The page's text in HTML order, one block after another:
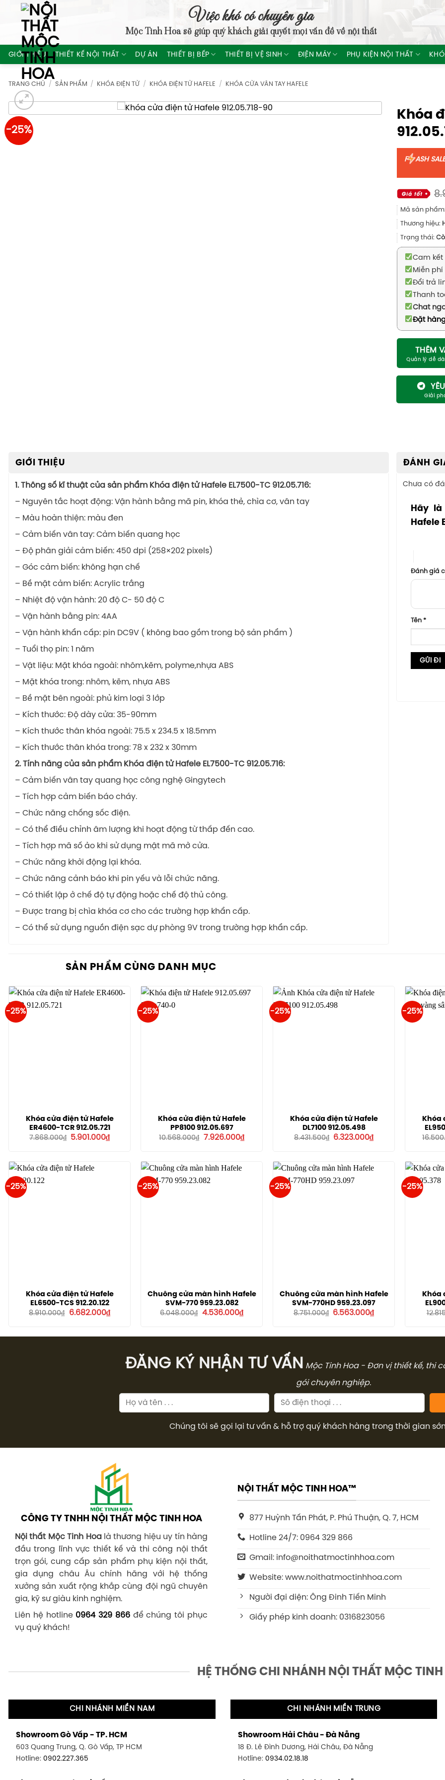
content
Việc khó có chuyên gia
Mộc Tinh Hoasẽ giúp quý khách giải quyết mọi vấn đề về nội thất
GIỚI THIỆU THIẾT KẾ NỘI THẤT DỰ ÁN THIẾT BỊ BẾP THIẾT BỊ VỆ SINH ĐIỆN MÁY PHỤ KIỆN NỘI THẤT
TRANG CHỦ / SẢN PHẨM / KHÓA ĐIỆN TỬ / KHÓA ĐIỆN TỬ HAFELE / KHÓA CỬA VÂN TAY HAFELE
-25%
Khóa
F ASH SALE
Mã sản
Thương hiệu:
Trạng thái:
Cam kết
Miễn
Đổi trả
Thanh
Chat
Đặt
THÊM
GIỚI THIỆU
1. Thông số kĩ thuật của sản phẩm Khóa điện tử Hafele EL7500-TC 912.05.716:
– Nguyên tắc hoạt động: Vận hành bằng mã pin, khóa thẻ, chìa cơ, vân tay
– Màu hoàn thiện: màu đen
– Cảm biến vân tay: Cảm biến quang học
– Độ phân giải cảm biến: 450 dpi (258×202 pixels)
– Góc cảm biến: không hạn chế
– Bề mặt cảm biến: Acrylic trắng
– Nhiệt độ vận hành: 20 độ C- 50 độ C
– Vận hành bằng pin: 4AA
– Vận hành khẩn cấp: pin DC9V ( không bao gồm trong bộ sản phẩm )
– Tuổi thọ pin: 1 năm
– Vật liệu: Mặt khóa ngoài: nhôm,kẽm, polyme,nhựa ABS
– Mặt khóa trong: nhôm, kẽm, nhựa ABS
– Bề mặt bên ngoài: phủ kim loại 3 lớp
– Kích thước: Độ dày cửa: 35-90mm
– Kích thước thân khóa ngoài: 75.5 x 234.5 x 18.5mm
– Kích thước thân khóa trong: 78 x 232 x 30mm
2. Tính năng của sản phẩm Khóa điện tử Hafele EL7500-TC 912.05.716:
– Cảm biến vân tay quang học công nghệ Gingytech
– Tích hợp cảm biến báo cháy.
– Chức năng chống sốc điện.
– Có thể điều chỉnh âm lượng khi hoạt động từ thấp đến cao.
– Tích hợp mã số ảo khi sử dụng mật mã mở cửa.
– Chức năng khởi động lại khóa.
– Chức năng cảnh báo khi pin yếu và lỗi chức năng.
– Có thiết lập ở chế độ tự động hoặc chế độ thủ công.
– Được trang bị chìa khóa cơ cho các trường hợp khẩn cấp.
– Có thể sử dụng nguồn điện sạc dự phòng 9V trong trường hợp khẩn cấp.
ĐÁNH
Chưa có
Hãy
Hafele
Đánh giá
Tên*
SẢN PHẨM CÙNG DANH MỤC
-25%
Khóa cửa điện tử Hafele
ER4600-TCR 912.05.721
7.868.000₫ Giá
5.901.000₫Giá
hiện
5.901.000₫.
-25%
Khóa cửa điện tử Hafele
PP8100 912.05.697
10.568.000₫ Giá
7.926.000₫Giá
hiện
7.926.000₫.
-25%
Khóa cửa điện tử Hafele
DL7100 912.05.498
8.431.500₫ Giá
6.323.000₫Giá
hiện
6.323.000₫.
-25%
Khóa
-25%
Khóa cửa điện tử Hafele
EL6500-TCS 912.20.122
8.910.000₫
Giá
6.682.000₫Giá
hiện
-25%
Chuông cửa màn hình Hafele
SVM-770 959.23.082
6.048.000₫ Giá
4.536.000₫Giá
hiện
-25%
Chuông cửa màn hình Hafele
SVM-770HD 959.23.097
8.751.000₫ Giá
6.563.000₫Giá
hiện
-25%
Khóa
ĐĂNG KÝ NHẬN TƯ VẤN Mộc Tinh Hoa - Đơn vị thiết kế, thi
gói chuyên nghiệp.
Chúng tôi sẽ gọi lại tư vấn & hỗ trợ quý khách hàng trong thời gian
CÔNG TY TNHH NỘI THẤT MỘC TINH HOA
Nội thất Mộc Tinh Hoalà thương hiệu uy tín hàng
đầu trong lĩnh vực thiết kế và thi công nội thất
trọn gói, cung cấp sản phẩm phụ kiện nội thất,
gia dụng châu Âu chính hãng với hệ thống
xưởng sản xuất rộng khắp cùng đội ngũ chuyên
gia, kỹ sư giàu kinh nghiệm.
Liên hệ hotline 0964 329 866để chúng tôi phục
vụ quý khách!
NỘI THẤT MỘC TINH HOA™
877 Huỳnh Tấn Phát, P. Phú Thuận, Q. 7, HCM
Hotline 24/7: 0964 329 866
Gmail: info@noithatmoctinhhoa.com
Website: www.noithatmoctinhhoa.com
Người đại diện: Ông Đinh Tiến Minh
Giấy phép kinh doanh: 0316823056
HỆ THỐNG CHI NHÁNH NỘI THẤT MỘC
CHI NHÁNH MIỀN NAM
Showroom Gò Vấp - TP. HCM
603 Quang Trung, Q. Gò Vấp, TP HCM
Hotline: 0902.227.365
CHI NHÁNH MIỀN TRUNG
Showroom Hải Châu - Đà Nẵng
18 Đ. Lê Đình Dương, Hải Châu, Đà Nẵng
Hotline: 0934.02.18.18